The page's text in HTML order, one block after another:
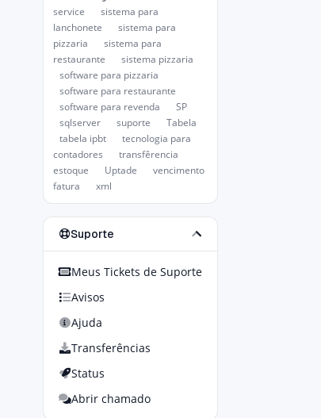
service
sistema para
lanchonete
sistema para
pizzaria
sistema para
restaurante
sistema pizzaria
software para pizzaria
software para restaurante
software para revenda
SP
sqlserver
suporte
Tabela
tabela ipbt
tecnologia para
contadores
transfêrencia
estoque
Uptade
vencimento
fatura
xml
Suporte
Meus Tickets de Suporte
Avisos
Ajuda
Transferências
Status
Abrir chamado